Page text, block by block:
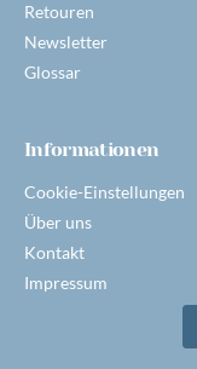
Retouren
Newsletter
Glossar
Informationen
Cookie-Einstellungen
Über uns
Kontakt
Impressum